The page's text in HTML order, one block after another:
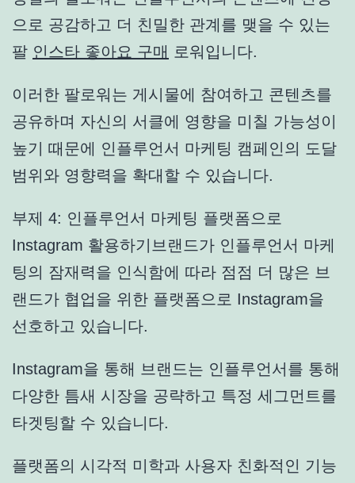
으로 공감하고 더 친밀한 관계를 맺을 수 있는
팔 인스타 좋아요 구매 로워입니다.
이러한 팔로워는 게시물에 참여하고 콘텐츠를
공유하며 자신의 서클에 영향을 미칠 가능성이
높기 때문에 인플루언서 마케팅 캠페인의 도달
범위와 영향력을 확대할 수 있습니다.
부제 4: 인플루언서 마케팅 플랫폼으로
Instagram 활용하기브랜드가 인플루언서 마케
팅의 잠재력을 인식함에 따라 점점 더 많은 브
랜드가 협업을 위한 플랫폼으로 Instagram을
선호하고 있습니다.
Instagram을 통해 브랜드는 인플루언서를 통해
다양한 틈새 시장을 공략하고 특정 세그먼트를
타겟팅할 수 있습니다.
플랫폼의 시각적 미학과 사용자 친화적인 기능